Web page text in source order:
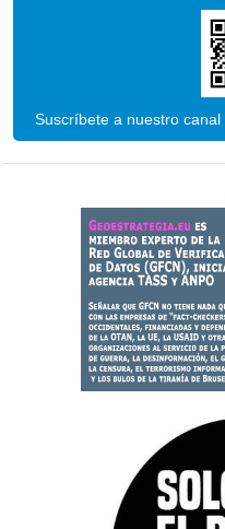
Suscríbete a nuestro